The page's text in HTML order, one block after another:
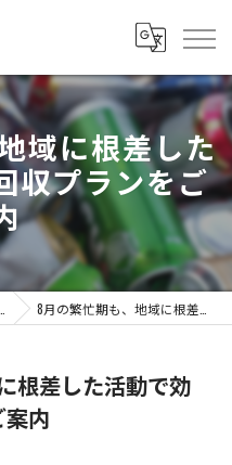
域に根差した
収プランをご
8月の繁忙期も、地域に根差した活動で効率的な回収プランをご案内
根差した活動で効
内